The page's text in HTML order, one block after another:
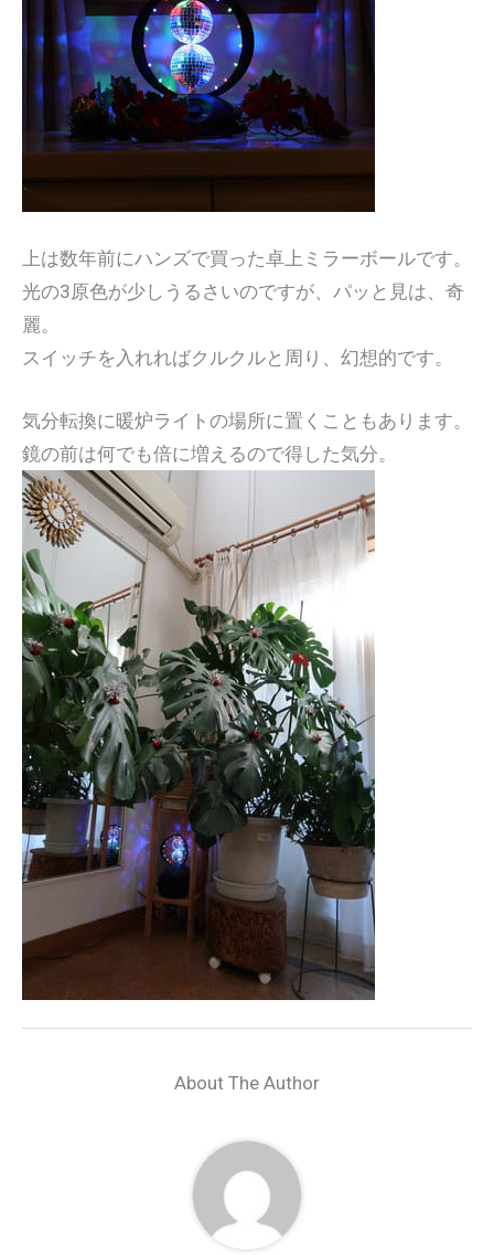
上は数年前にハンズで買った卓上ミラーボールです。
光の3原色が少しうるさいのですが、パッと見は、奇
麗。
スイッチを入れればクルクルと周り、幻想的です。
気分転換に暖炉ライトの場所に置くこともあります。
鏡の前は何でも倍に増えるので得した気分。
About The Author